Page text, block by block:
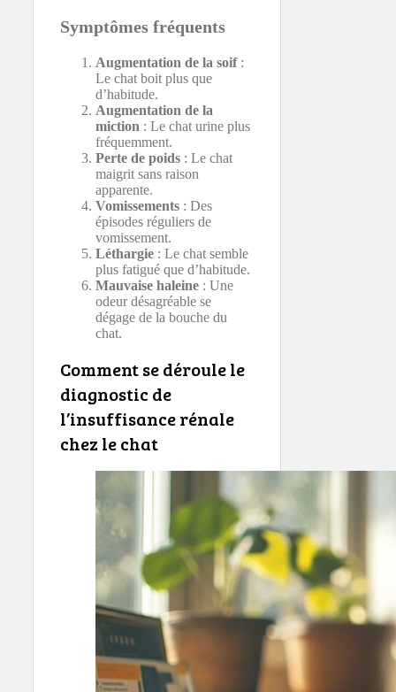
Symptômes fréquents
Augmentation de la soif:
Le chat boit plus que
d’habitude.
Augmentation de la
miction : Le chat urine plus
fréquemment.
Perte de poids : Le chat
maigrit sans raison
apparente.
Vomissements : Des
épisodes réguliers de
vomissement.
Léthargie : Le chat semble
plus fatigué que d’habitude.
Mauvaise haleine : Une
odeur désagréable se
dégage de la bouche du
chat.
Comment se déroule le
diagnostic de
l’insuffisance rénale
chez le chat